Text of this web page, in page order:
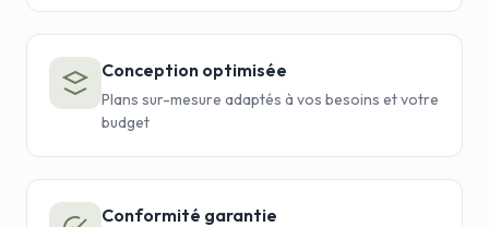
Conception optimisée
Plans sur-mesure adaptés à vos besoins et votre
budget
Conformité garantie